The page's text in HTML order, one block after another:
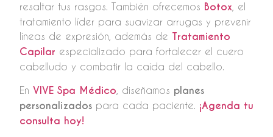
resaltar tus rasgos. También ofrecemos Botox , el
tratamiento líder para suavizar arrugas y prevenir
líneas de expresión, además de Tratamiento
Capilar especializado para fortalecer el cuero
cabelludo y combatir la caída del cabello.
En VIVE Spa Médico , diseñamos planes
personalizados para cada paciente. ¡Agenda tu
consulta hoy!